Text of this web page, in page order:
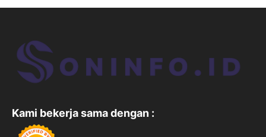
Kami bekerja sama dengan :